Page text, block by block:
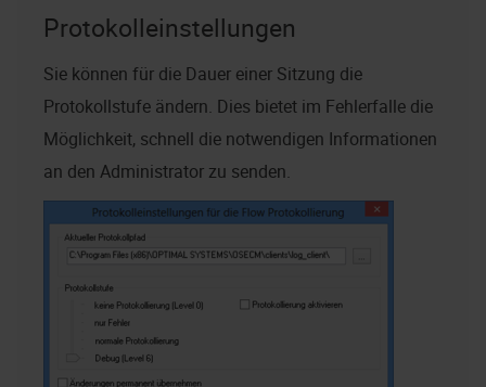
Protokolleinstellungen
Sie können für die Dauer einer Sitzung die
Protokollstufe ändern. Dies bietet im Fehlerfalle die
Möglichkeit, schnell die notwendigen Informationen
an den Administrator zu senden.